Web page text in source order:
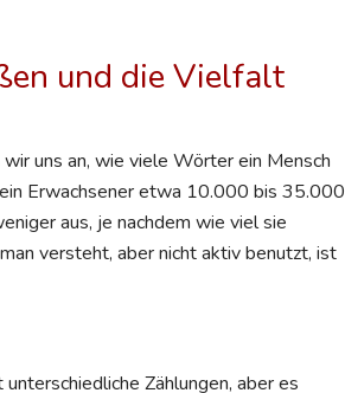
und die Vielfalt
uns an, wie viele Wörter ein Mensch
Erwachsener etwa 10.000 bis 35.000
aus, je nachdem wie viel sie
versteht, aber nicht aktiv benutzt, ist
Zählungen, aber es